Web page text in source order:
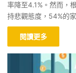
率降至4.1%。然而，
持悲觀態度，54%的
閱讀更多